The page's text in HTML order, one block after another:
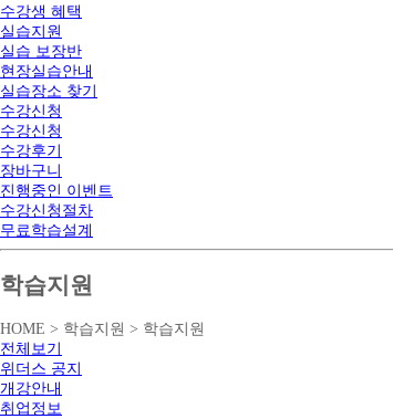
수강생 혜택
실습지원
실습 보장반
현장실습안내
실습장소 찾기
수강신청
수강신청
수강후기
장바구니
진행중인 이벤트
수강신청절차
무료학습설계
학습지원
HOME > 학습지원 > 학습지원
전체보기
위더스 공지
개강안내
취업정보